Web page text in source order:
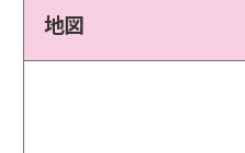
地図